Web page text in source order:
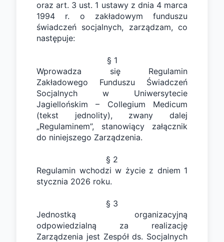
oraz art. 3 ust. 1 ustawy z dnia 4 marca
1994 r. o zakładowym funduszu
świadczeń socjalnych, zarządzam, co
następuje:
§ 1
Wprowadza się Regulamin
Zakładowego Funduszu Świadczeń
Socjalnych w Uniwersytecie
Jagiellońskim – Collegium Medicum
(tekst jednolity), zwany dalej
„Regulaminem”, stanowiący załącznik
do niniejszego Zarządzenia.
§ 2
Regulamin wchodzi w życie z dniem 1
stycznia 2026 roku.
§ 3
Jednostką organizacyjną
odpowiedzialną za realizację
Zarządzenia jest Zespół ds. Socjalnych